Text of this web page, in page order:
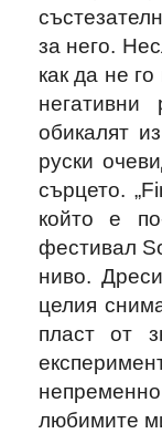
за него.
как да не
обикалят
руски
сърцето.
който е
фестивал
ниво.
целия
пласт от
любимите